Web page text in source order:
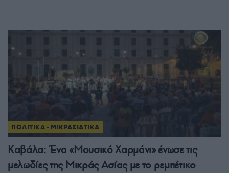
ΠΟΛΙΤΙΚΑ - ΜΙΚΡΑΣΙΑΤΙΚΑ
Καβάλα: Ένα «Μουσικό Χαρμάνι» ένωσε τις
μελωδίες της Μικράς Ασίας με το ρεμπέτικο